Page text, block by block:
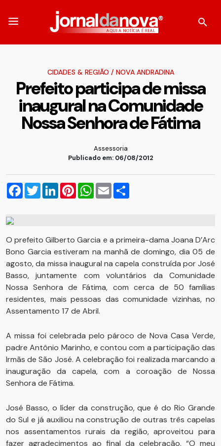
CIDADES & REGIÃO / NOVA ANDRADINA
Prefeito participa de missa
inaugural na Comunidade
Nossa Senhora de Fátima
Assessoria
Publicado em: 06/08/2012
Facebook
TwitterLinkedInPinterestWhatsApp
Email
O prefeito Gilberto Garcia e a primeira-dama Joana D’Arc
Bono Garcia estiveram na manhã de domingo, dia 05 de
agosto, da missa inaugural na capela construída por José
Basso, juntamente com voluntários da Comunidade
Nossa Senhora de Fátima, com cerca de 50 famílias
residentes, mais pessoas das comunidade vizinhas, no
Assentamento 17 de Abril.
A missa foi celebrada pelo pároco de Nova Casa Verde,
padre Antônio Marinho, e contou com a participação das
Irmãs de São José. A celebração foi realizada marcando a
inauguração da capela, com a coroação de Nossa
Senhora de Fátima.
José Basso, o líder da construção, que é do Rio Grande
do Sul e já auxiliou na construção de outras três capelas
nos assentamentos rurais da região, aproveitou para
fazer agradecimentos ao final da celebração. “O meu